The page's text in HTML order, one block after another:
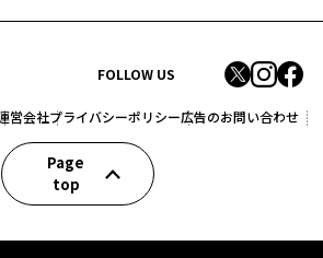
FOLLOW US
営会社プライバシーポリシー広告のお問い合わせ
Page
top